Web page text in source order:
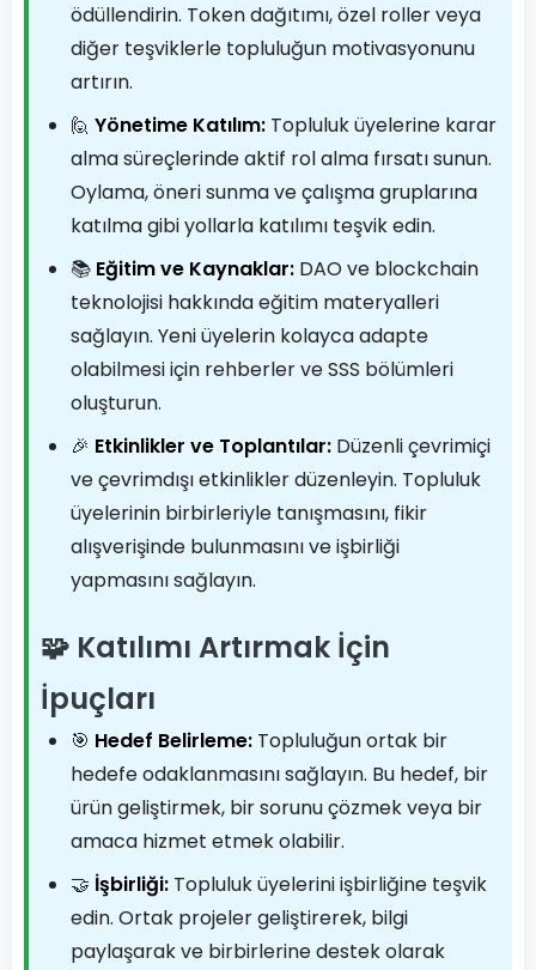
ödüllendirin. Token dağıtımı, özel roller veya
diğer teşviklerle topluluğun motivasyonunu
artırın.
🙋 Yönetime Katılım: Topluluk üyelerine karar
alma süreçlerinde aktif rol alma fırsatı sunun.
Oylama, öneri sunma ve çalışma gruplarına
katılma gibi yollarla katılımı teşvik edin.
📚 Eğitim ve Kaynaklar: DAO ve blockchain
teknolojisi hakkında eğitim materyalleri
sağlayın. Yeni üyelerin kolayca adapte
olabilmesi için rehberler ve SSS bölümleri
oluşturun.
🎉 Etkinlikler ve Toplantılar: Düzenli çevrimiçi
ve çevrimdışı etkinlikler düzenleyin. Topluluk
üyelerinin birbirleriyle tanışmasını, fikir
alışverişinde bulunmasını ve işbirliği
yapmasını sağlayın.
🧩 Katılımı Artırmak İçin
İpuçları
🎯 Hedef Belirleme: Topluluğun ortak bir
hedefe odaklanmasını sağlayın. Bu hedef, bir
ürün geliştirmek, bir sorunu çözmek veya bir
amaca hizmet etmek olabilir.
🤝 İşbirliği: Topluluk üyelerini işbirliğine teşvik
edin. Ortak projeler geliştirerek, bilgi
paylaşarak ve birbirlerine destek olarak